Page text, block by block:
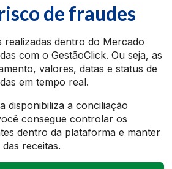
de fraudes
realizadas dentro do Mercado
com o GestãoClick. Ou seja, as
valores, datas e status de
em tempo real.
disponibiliza a conciliação
consegue controlar os
dentro da plataforma e manter
receitas.